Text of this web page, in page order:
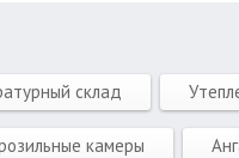
склад
камеры